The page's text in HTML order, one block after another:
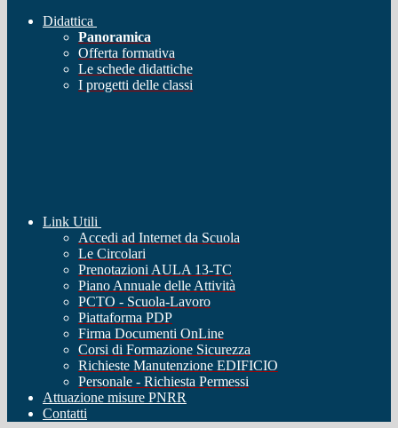
Didattica
Panoramica
Offerta formativa
Le schede didattiche
I progetti delle classi
Link Utili
Accedi ad Internet da Scuola
Le Circolari
Prenotazioni AULA 13-TC
Piano Annuale delle Attività
PCTO - Scuola-Lavoro
Piattaforma PDP
Firma Documenti OnLine
Corsi di Formazione Sicurezza
Richieste Manutenzione EDIFICIO
Personale - Richiesta Permessi
Attuazione misure PNRR
Contatti